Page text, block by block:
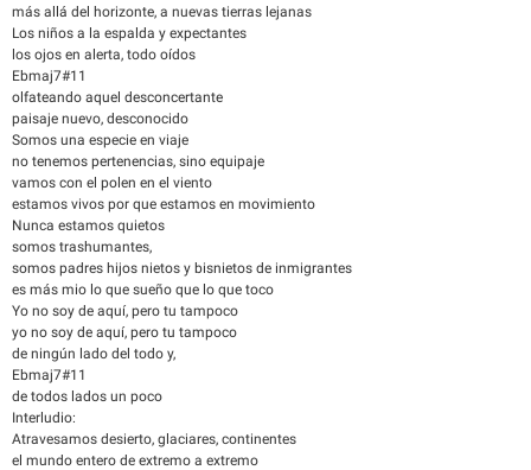
más allá del horizonte, a nuevas tierras lejanas
Los niños a la espalda y expectantes
los ojos en alerta, todo oídos
Ebmaj7#11
olfateando aquel desconcertante
paisaje nuevo, desconocido
Somos una especie en viaje
no tenemos pertenencias, sino equipaje
vamos con el polen en el viento
estamos vivos por que estamos en movimiento
Nunca estamos quietos
somos trashumantes,
somos padres hijos nietos y bisnietos de inmigrantes
es más mio lo que sueño que lo que toco
Yo no soy de aquí, pero tu tampoco
yo no soy de aquí, pero tu tampoco
de ningún lado del todo y,
Ebmaj7#11
de todos lados un poco
Interludio:
Atravesamos desierto, glaciares, continentes
el mundo entero de extremo a extremo